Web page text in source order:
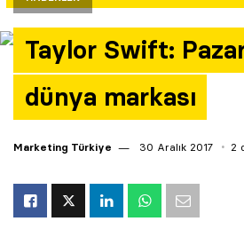
Taylor Swift:
dünya markası
Marketing Türkiye 30 Aralık 2017 2
Yazarlar
Araştırma